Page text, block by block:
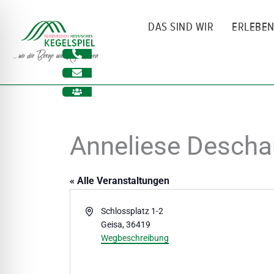
springen
DAS SIND WIR ERLEBEN
Anneliese
« Alle Veranstaltungen
AdresseSchlossplatz 1-2
Geisa, 36419
Wegbeschreibung